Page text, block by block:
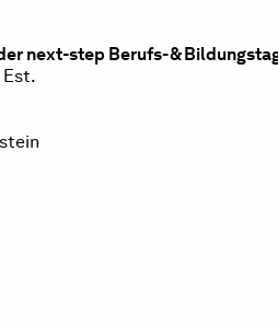
next-step Berufs- &
Est.